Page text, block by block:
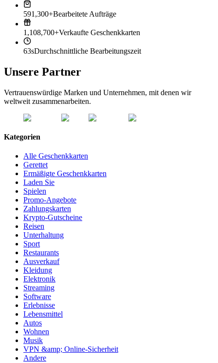
591,300+Bearbeitete Aufträge
1,108,700+Verkaufte Geschenkkarten
63sDurchschnittliche Bearbeitungszeit
Unsere Partner
Vertrauenswürdige Marken und Unternehmen, mit denen wir
weltweit zusammenarbeiten.
Kategorien
Alle Geschenkkarten
Gerettet
Ermäßigte Geschenkkarten
Laden Sie
Spielen
Promo-Angebote
Zahlungskarten
Krypto-Gutscheine
Reisen
Unterhaltung
Sport
Restaurants
Ausverkauf
Kleidung
Elektronik
Streaming
Software
Erlebnisse
Lebensmittel
Autos
Wohnen
Musik
VPN &amp; Online-Sicherheit
Andere